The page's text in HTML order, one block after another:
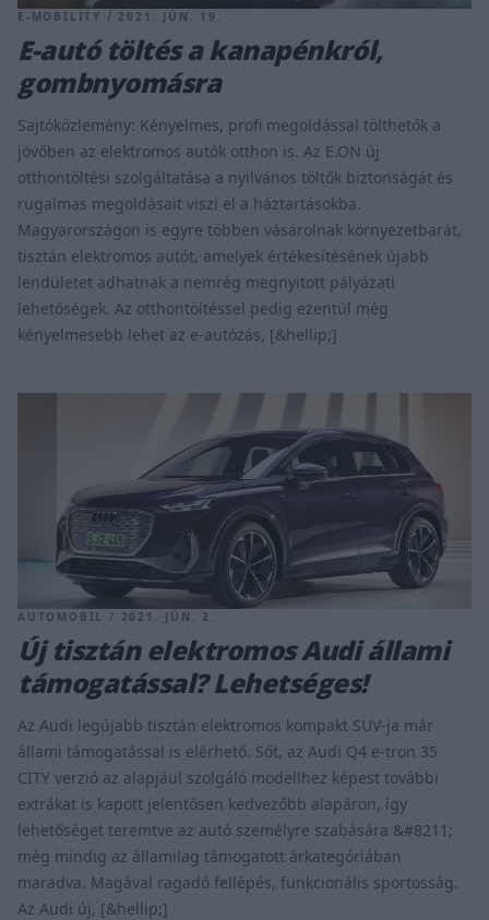
E-MOBILITY / 2021. JÚN. 19.
E-autó töltés a kanapénkról,
gombnyomásra
Sajtóközlemény: Kényelmes, profi megoldással tölthetők a
jövőben az elektromos autók otthon is. Az E.ON új
otthontöltési szolgáltatása a nyilvános töltők biztonságát és
rugalmas megoldásait viszi el a háztartásokba.
Magyarországon is egyre többen vásárolnak környezetbarát,
tisztán elektromos autót, amelyek értékesítésének újabb
lendületet adhatnak a nemrég megnyitott pályázati
lehetőségek. Az otthontöltéssel pedig ezentúl még
kényelmesebb lehet az e-autózás, [&hellip;]
AUTOMOBIL / 2021. JÚN. 2.
Új tisztán elektromos Audi állami
támogatással? Lehetséges!
Az Audi legújabb tisztán elektromos kompakt SUV-ja már
állami támogatással is elérhető. Sőt, az Audi Q4 e-tron 35
CITY verzió az alapjául szolgáló modellhez képest további
extrákat is kapott jelentősen kedvezőbb alapáron, így
lehetőséget teremtve az autó személyre szabására &#8211;
még mindig az államilag támogatott árkategóriában
maradva. Magával ragadó fellépés, funkcionális sportosság.
Az Audi új, [&hellip;]